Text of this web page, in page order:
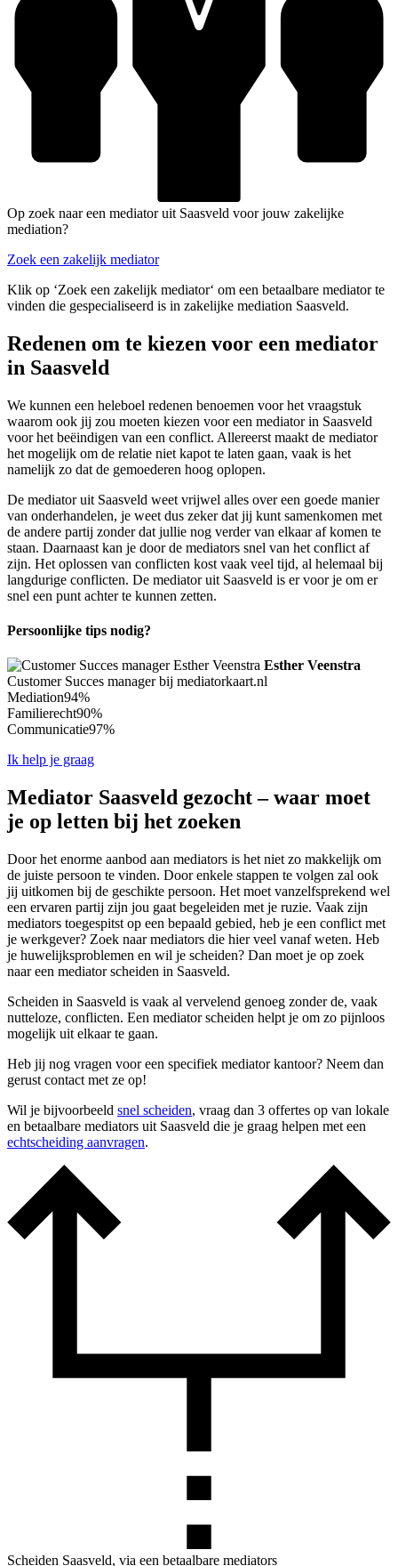
Op zoek naar een mediator uit Saasveld voor jouw zakelijke
mediation?
Zoek een zakelijk mediator
Klik op ‘Zoek een zakelijk mediator‘ om een betaalbare mediator te
vinden die gespecialiseerd is in zakelijke mediation Saasveld.
Redenen om te kiezen voor een mediator
in Saasveld
We kunnen een heleboel redenen benoemen voor het vraagstuk
waarom ook jij zou moeten kiezen voor een mediator in Saasveld
voor het beëindigen van een conflict. Allereerst maakt de mediator
het mogelijk om de relatie niet kapot te laten gaan, vaak is het
namelijk zo dat de gemoederen hoog oplopen.
De mediator uit Saasveld weet vrijwel alles over een goede manier
van onderhandelen, je weet dus zeker dat jij kunt samenkomen met
de andere partij zonder dat jullie nog verder van elkaar af komen te
staan. Daarnaast kan je door de mediators snel van het conflict af
zijn. Het oplossen van conflicten kost vaak veel tijd, al helemaal bij
langdurige conflicten. De mediator uit Saasveld is er voor je om er
snel een punt achter te kunnen zetten.
Persoonlijke tips nodig?
Esther Veenstra
Customer Succes manager bij mediatorkaart.nl
Mediation94%
Familierecht90%
Communicatie97%
Ik help je graag
Mediator Saasveld gezocht – waar moet
je op letten bij het zoeken
Door het enorme aanbod aan mediators is het niet zo makkelijk om
de juiste persoon te vinden. Door enkele stappen te volgen zal ook
jij uitkomen bij de geschikte persoon. Het moet vanzelfsprekend wel
een ervaren partij zijn jou gaat begeleiden met je ruzie. Vaak zijn
mediators toegespitst op een bepaald gebied, heb je een conflict met
je werkgever? Zoek naar mediators die hier veel vanaf weten. Heb
je huwelijksproblemen en wil je scheiden? Dan moet je op zoek
naar een mediator scheiden in Saasveld.
Scheiden in Saasveld is vaak al vervelend genoeg zonder de, vaak
nutteloze, conflicten. Een mediator scheiden helpt je om zo pijnloos
mogelijk uit elkaar te gaan.
Heb jij nog vragen voor een specifiek mediator kantoor? Neem dan
gerust contact met ze op!
Wil je bijvoorbeeld snel scheiden, vraag dan 3 offertes op van lokale
en betaalbare mediators uit Saasveld die je graag helpen met een
echtscheiding aanvragen.
Scheiden Saasveld, via een betaalbare mediators